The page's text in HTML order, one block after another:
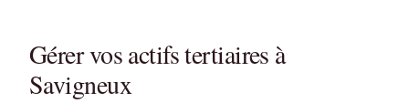
Gérer vos actifs tertiaires à
Savigneux